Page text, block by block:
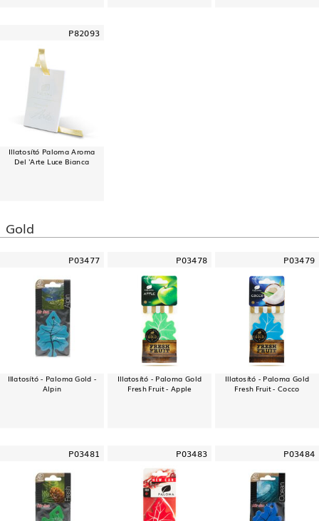
P82093
Illatosító Paloma Aroma
Del 'Arte Luce Bianca
Gold
P03477
Illatosító - Paloma Gold -
Alpin
P03478
Illatosító - Paloma Gold
Fresh Fruit - Apple
P03479
Illatosító - Paloma Gold
Fresh Fruit - Cocco
P03481 P03483 P03484